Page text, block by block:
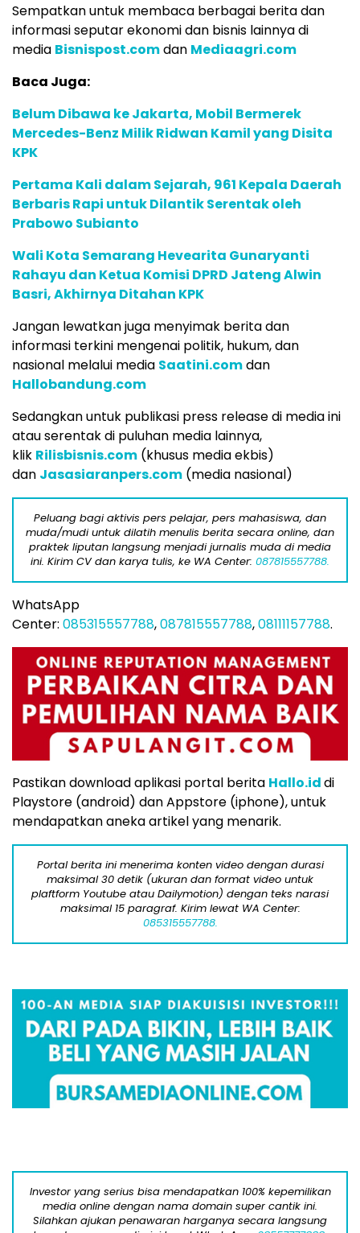
Sempatkan untuk membaca berbagai berita dan
informasi seputar ekonomi dan bisnis lainnya di
media Bisnispost.comdan Mediaagri.com
Baca Juga:
Belum Dibawa ke Jakarta, Mobil Bermerek
Mercedes-Benz Milik Ridwan Kamil yang Disita
KPK
Pertama Kali dalam Sejarah, 961 Kepala Daerah
Berbaris Rapi untuk Dilantik Serentak oleh
Prabowo Subianto
Wali Kota Semarang Hevearita Gunaryanti
Rahayu dan Ketua Komisi DPRD Jateng Alwin
Basri, Akhirnya Ditahan KPK
Jangan lewatkan juga menyimak berita dan
informasi terkini mengenai politik, hukum, dan
nasional melalui media Saatini.comdan
Hallobandung.com
Sedangkan untuk publikasi press release di media ini
atau serentak di puluhan media lainnya,
klik Rilisbisnis.com (khusus media ekbis)
dan Jasasiaranpers.com (media nasional)
Peluang bagi aktivis pers pelajar, pers mahasiswa, dan
muda/mudi untuk dilatih menulis berita secara online, dan
praktek liputan langsung menjadi jurnalis muda di media
ini. Kirim CV dan karya tulis, ke WA Center: 087815557788.
WhatsApp
Center: 085315557788,087815557788,08111157788.
Pastikan download aplikasi portal berita Hallo.iddi
Playstore (android) dan Appstore (iphone), untuk
mendapatkan aneka artikel yang menarik.
Portal berita ini menerima konten video dengan durasi
maksimal 30 detik (ukuran dan format video untuk
plaftform Youtube atau Dailymotion) dengan teks narasi
maksimal 15 paragraf. Kirim lewat WA Center:
085315557788.
Investor yang serius bisa mendapatkan 100% kepemilikan
media online dengan nama domain super cantik ini.
Silahkan ajukan penawaran harganya secara langsung